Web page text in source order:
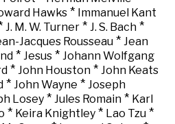
Hawks* Immanuel Kant
J. M. W. Turner* J. S. Bach*
Jacques Rousseau * Jean
* Jesus * Johann Wolfgang
* John Houston * John Keats
* John Wayne * Joseph
Losey* Jules Romain* Karl
* Keira Knightley* Lao Tzu*